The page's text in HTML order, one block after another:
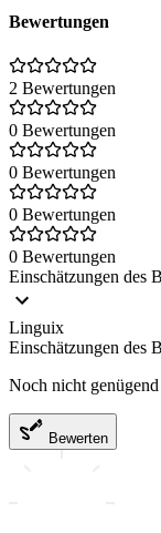
Bewertungen
2 Bewertungen
0 Bewertungen
0 Bewertungen
0 Bewertungen
0 Bewertungen
Einschätzungen des
Linguix
Einschätzungen des
Noch nicht
Bewerten